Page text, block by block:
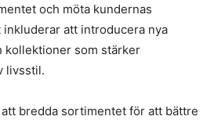
och möta kundernas
att introducera nya
kollektioner som stärker
livsstil.
bredda sortimentet för att bättre